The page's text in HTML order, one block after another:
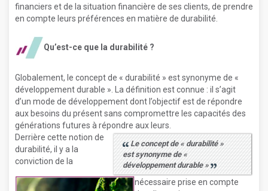
financiers et de la situation financière de ses clients, de prendre
en compte leurs préférences en matière de durabilité.
Qu’est-ce que la durabilité ?
Globalement, le concept de « durabilité » est synonyme de «
développement durable ». La définition est connue : il s’agit
d’un mode de développement dont l’objectif est de répondre
aux besoins du présent sans compromettre les capacités des
générations futures à répondre aux leurs.
Le concept de « durabilité »
est synonyme de «
développement durable »
Derrière cette notion de
durabilité, il y a la
conviction de la
nécessaire prise en compte